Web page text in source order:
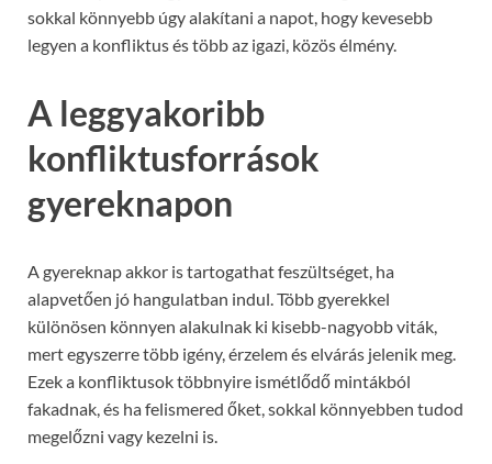
sokkal könnyebb úgy alakítani a napot, hogy kevesebb
legyen a konfliktus és több az igazi, közös élmény.
A leggyakoribb
konfliktusforrások
gyereknapon
A gyereknap akkor is tartogathat feszültséget, ha
alapvetően jó hangulatban indul. Több gyerekkel
különösen könnyen alakulnak ki kisebb-nagyobb viták,
mert egyszerre több igény, érzelem és elvárás jelenik meg.
Ezek a konfliktusok többnyire ismétlődő mintákból
fakadnak, és ha felismered őket, sokkal könnyebben tudod
megelőzni vagy kezelni is.